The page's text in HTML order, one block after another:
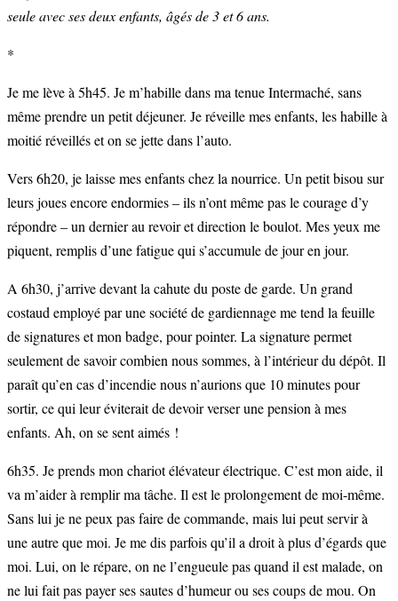
seule avec ses deux enfants, âgés de 3 et 6 ans.
*
Je me lève à 5h45. Je m’habille dans ma tenue Intermaché, sans
même prendre un petit déjeuner. Je réveille mes enfants, les habille à
moitié réveillés et on se jette dans l’auto.
Vers 6h20, je laisse mes enfants chez la nourrice. Un petit bisou sur
leurs joues encore endormies – ils n’ont même pas le courage d’y
répondre – un dernier au revoir et direction le boulot. Mes yeux me
piquent, remplis d’une fatigue qui s’accumule de jour en jour.
A 6h30, j’arrive devant la cahute du poste de garde. Un grand
costaud employé par une société de gardiennage me tend la feuille
de signatures et mon badge, pour pointer. La signature permet
seulement de savoir combien nous sommes, à l’intérieur du dépôt. Il
paraît qu’en cas d’incendie nous n’aurions que 10 minutes pour
sortir, ce qui leur éviterait de devoir verser une pension à mes
enfants. Ah, on se sent aimés !
6h35. Je prends mon chariot élévateur électrique. C’est mon aide, il
va m’aider à remplir ma tâche. Il est le prolongement de moi-même.
Sans lui je ne peux pas faire de commande, mais lui peut servir à
une autre que moi. Je me dis parfois qu’il a droit à plus d’égards que
moi. Lui, on le répare, on ne l’engueule pas quand il est malade, on
ne lui fait pas payer ses sautes d’humeur ou ses coups de mou. On